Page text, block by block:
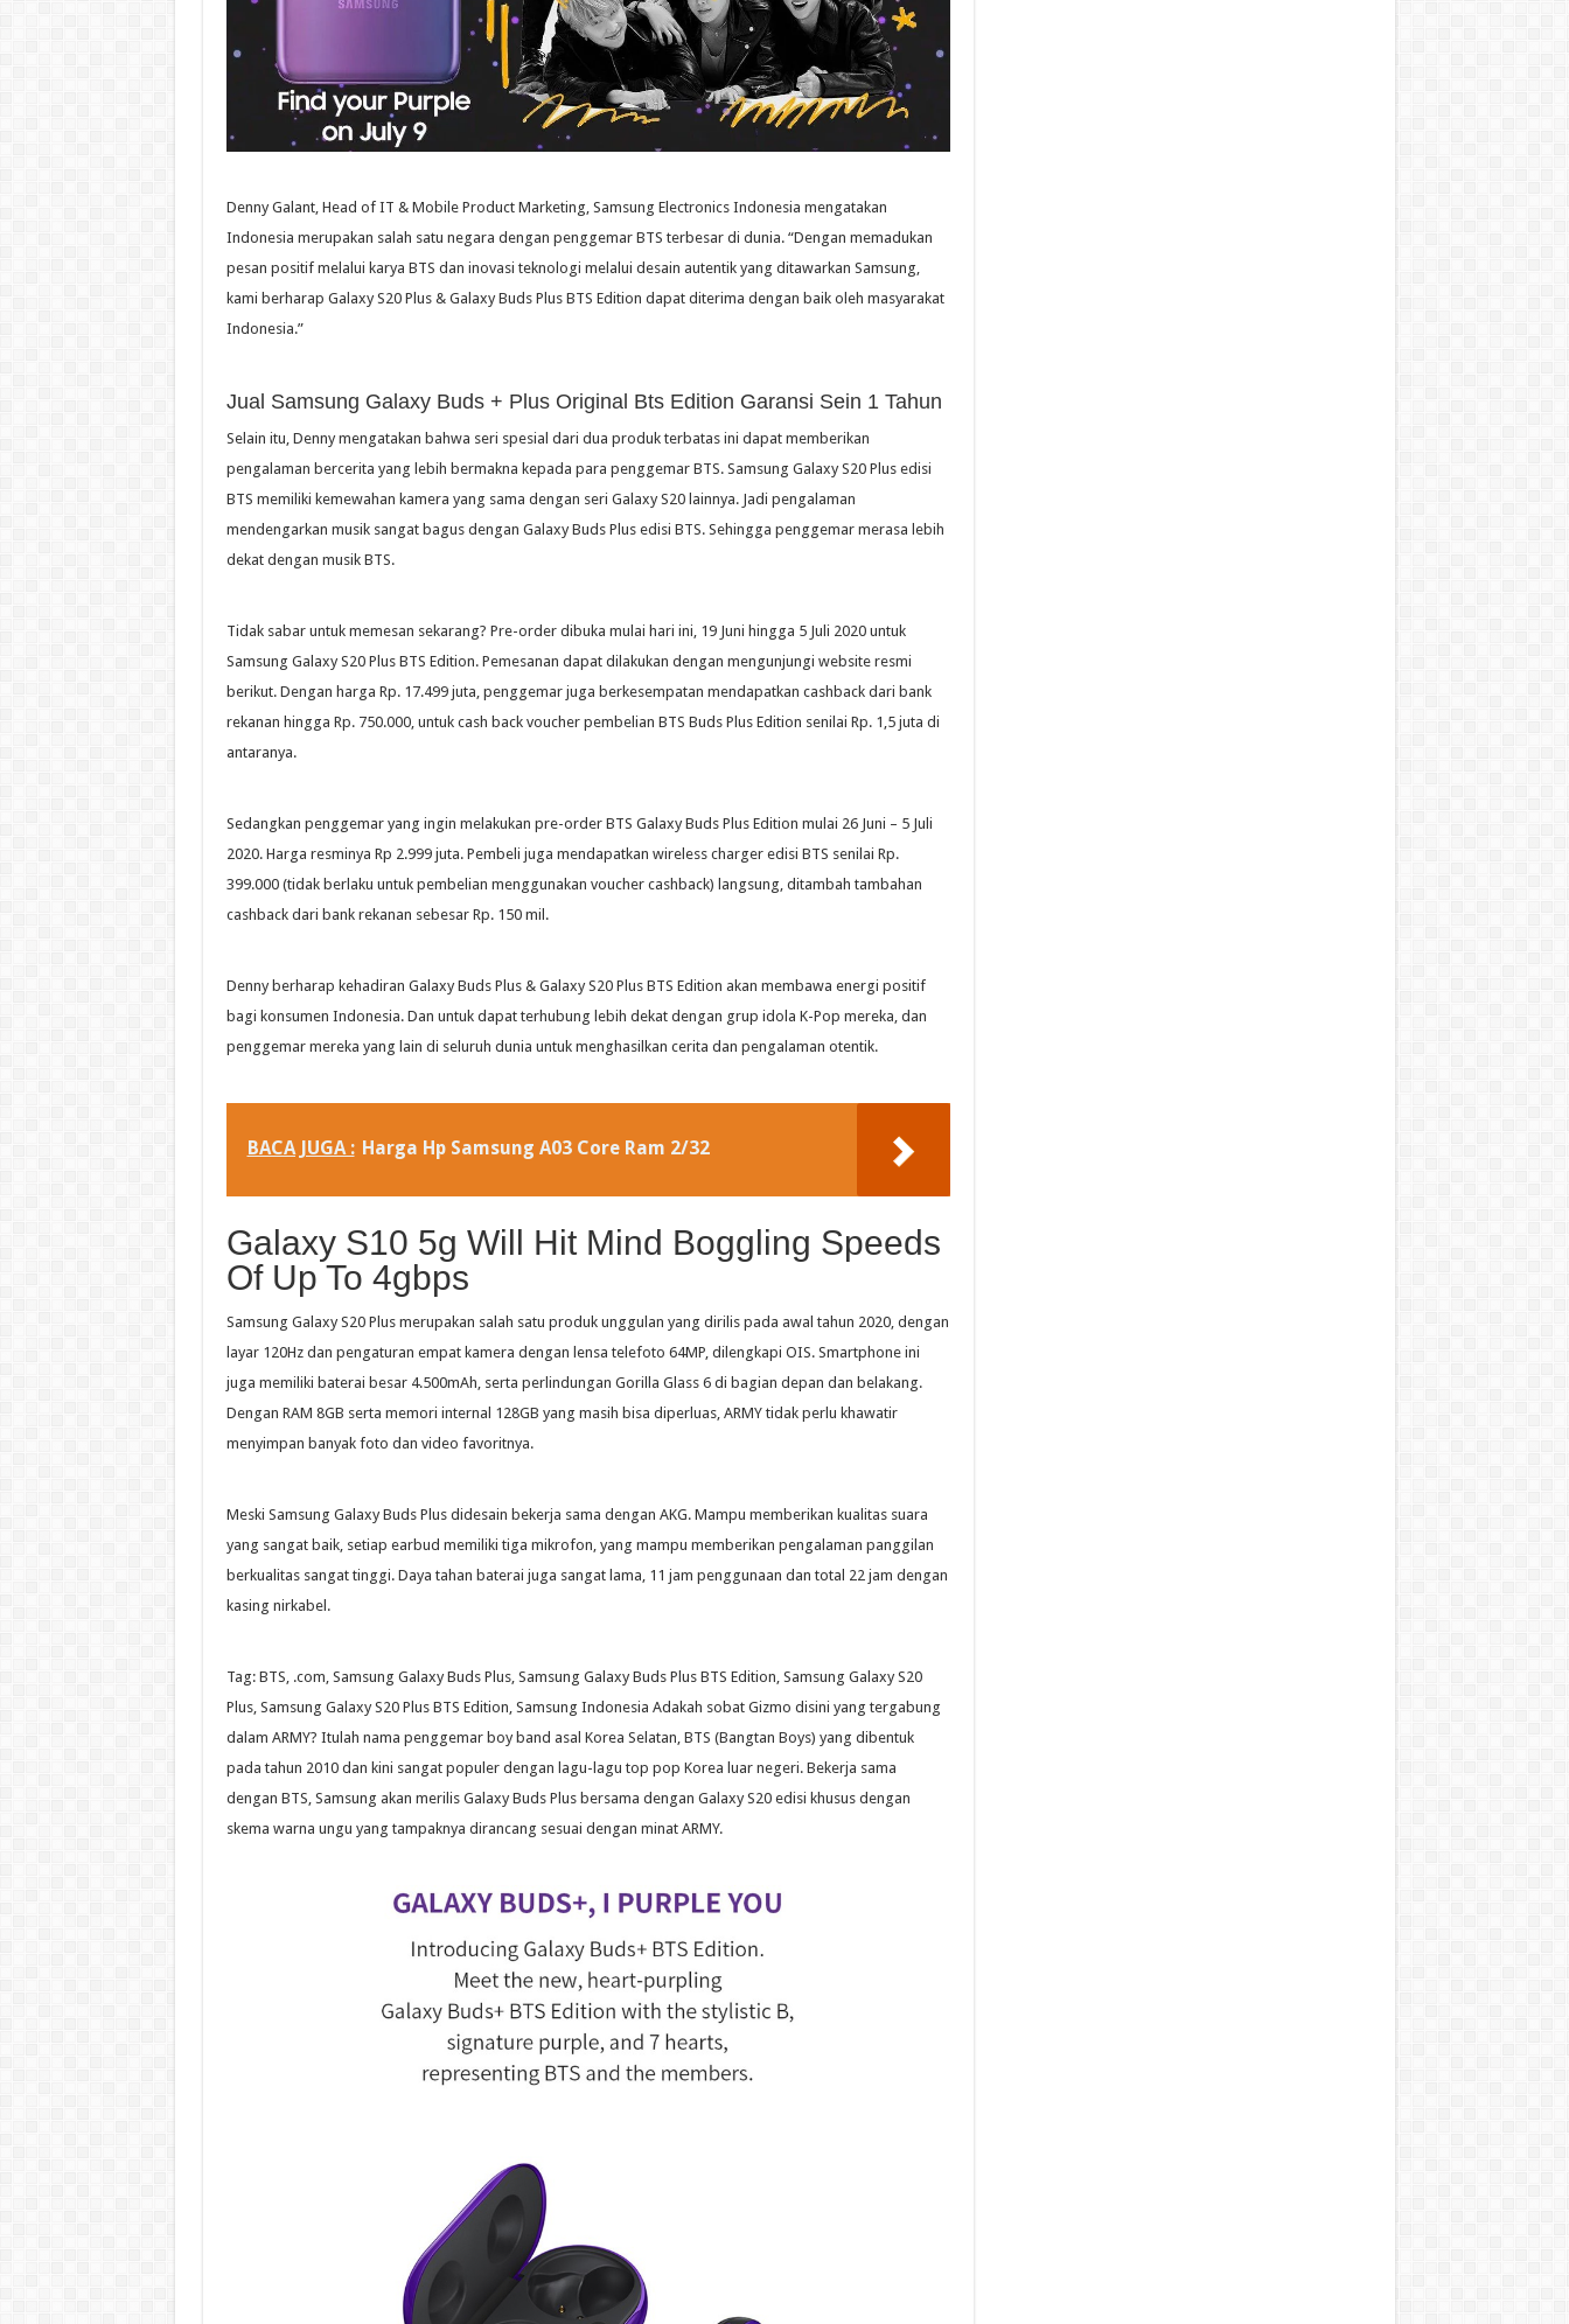
Denny Galant, Head of IT & Mobile Product Marketing, Samsung Electronics Indonesia mengatakan
Indonesia merupakan salah satu negara dengan penggemar BTS terbesar di dunia. “Dengan memadukan
pesan positif melalui karya BTS dan inovasi teknologi melalui desain autentik yang ditawarkan Samsung,
kami berharap Galaxy S20 Plus & Galaxy Buds Plus BTS Edition dapat diterima dengan baik oleh masyarakat
Indonesia.”
Jual Samsung Galaxy Buds + Plus Original Bts Edition Garansi Sein 1 Tahun
Selain itu, Denny mengatakan bahwa seri spesial dari dua produk terbatas ini dapat memberikan
pengalaman bercerita yang lebih bermakna kepada para penggemar BTS. Samsung Galaxy S20 Plus edisi
BTS memiliki kemewahan kamera yang sama dengan seri Galaxy S20 lainnya. Jadi pengalaman
mendengarkan musik sangat bagus dengan Galaxy Buds Plus edisi BTS. Sehingga penggemar merasa lebih
dekat dengan musik BTS.
Tidak sabar untuk memesan sekarang? Pre-order dibuka mulai hari ini, 19 Juni hingga 5 Juli 2020 untuk
Samsung Galaxy S20 Plus BTS Edition. Pemesanan dapat dilakukan dengan mengunjungi website resmi
berikut. Dengan harga Rp. 17.499 juta, penggemar juga berkesempatan mendapatkan cashback dari bank
rekanan hingga Rp. 750.000, untuk cash back voucher pembelian BTS Buds Plus Edition senilai Rp. 1,5 juta di
antaranya.
Sedangkan penggemar yang ingin melakukan pre-order BTS Galaxy Buds Plus Edition mulai 26 Juni – 5 Juli
2020. Harga resminya Rp 2.999 juta. Pembeli juga mendapatkan wireless charger edisi BTS senilai Rp.
399.000 (tidak berlaku untuk pembelian menggunakan voucher cashback) langsung, ditambah tambahan
cashback dari bank rekanan sebesar Rp. 150 mil.
Denny berharap kehadiran Galaxy Buds Plus & Galaxy S20 Plus BTS Edition akan membawa energi positif
bagi konsumen Indonesia. Dan untuk dapat terhubung lebih dekat dengan grup idola K-Pop mereka, dan
penggemar mereka yang lain di seluruh dunia untuk menghasilkan cerita dan pengalaman otentik.
BACA JUGA : Harga Hp Samsung A03 Core Ram 2/32
Galaxy S10 5g Will Hit Mind Boggling Speeds
Of Up To 4gbps
Samsung Galaxy S20 Plus merupakan salah satu produk unggulan yang dirilis pada awal tahun 2020, dengan
layar 120Hz dan pengaturan empat kamera dengan lensa telefoto 64MP, dilengkapi OIS. Smartphone ini
juga memiliki baterai besar 4.500mAh, serta perlindungan Gorilla Glass 6 di bagian depan dan belakang.
Dengan RAM 8GB serta memori internal 128GB yang masih bisa diperluas, ARMY tidak perlu khawatir
menyimpan banyak foto dan video favoritnya.
Meski Samsung Galaxy Buds Plus didesain bekerja sama dengan AKG. Mampu memberikan kualitas suara
yang sangat baik, setiap earbud memiliki tiga mikrofon, yang mampu memberikan pengalaman panggilan
berkualitas sangat tinggi. Daya tahan baterai juga sangat lama, 11 jam penggunaan dan total 22 jam dengan
kasing nirkabel.
Tag: BTS, .com, Samsung Galaxy Buds Plus, Samsung Galaxy Buds Plus BTS Edition, Samsung Galaxy S20
Plus, Samsung Galaxy S20 Plus BTS Edition, Samsung Indonesia Adakah sobat Gizmo disini yang tergabung
dalam ARMY? Itulah nama penggemar boy band asal Korea Selatan, BTS (Bangtan Boys) yang dibentuk
pada tahun 2010 dan kini sangat populer dengan lagu-lagu top pop Korea luar negeri. Bekerja sama
dengan BTS, Samsung akan merilis Galaxy Buds Plus bersama dengan Galaxy S20 edisi khusus dengan
skema warna ungu yang tampaknya dirancang sesuai dengan minat ARMY.